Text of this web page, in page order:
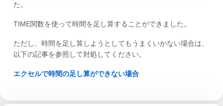
た。
TIME関数を使って時間を足し算することができました。
ただし、時間を足し算しようとしてもうまくいかない場合は、
以下の記事を参照して対処してください。
エクセルで時間の足し算ができない場合